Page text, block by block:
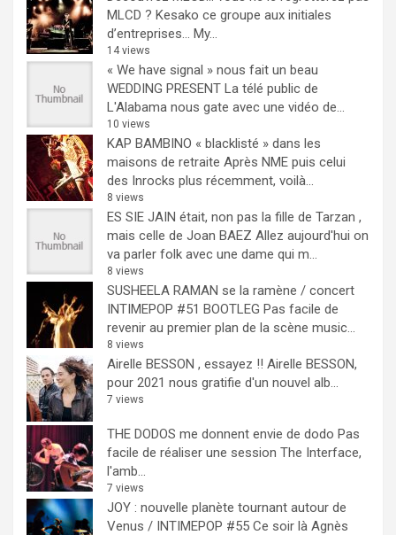
MLCD ? Kesako ce groupe aux initiales
d’entreprises… My...
14 views
« We have signal » nous fait un beau
WEDDING PRESENT La télé public de
L'Alabama nous gate avec une vidéo de...
10 views
KAP BAMBINO « blacklisté » dans les
maisons de retraite Après NME puis celui
des Inrocks plus récemment, voilà...
8 views
ES SIE JAIN était, non pas la fille de Tarzan ,
mais celle de Joan BAEZ Allez aujourd'hui on
va parler folk avec une dame qui m...
8 views
SUSHEELA RAMAN se la ramène / concert
INTIMEPOP #51 BOOTLEG Pas facile de
revenir au premier plan de la scène music...
8 views
Airelle BESSON , essayez !! Airelle BESSON,
pour 2021 nous gratifie d'un nouvel alb...
7 views
THE DODOS me donnent envie de dodo Pas
facile de réaliser une session The Interface,
l'amb...
7 views
JOY : nouvelle planète tournant autour de
Venus / INTIMEPOP #55 Ce soir là Agnès